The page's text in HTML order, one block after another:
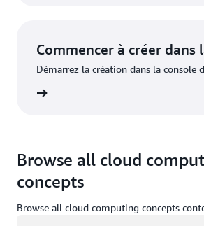
Commencer à créer dans
Démarrez la création dans la console
Browse all cloud
concepts
Browse all cloud computing concepts